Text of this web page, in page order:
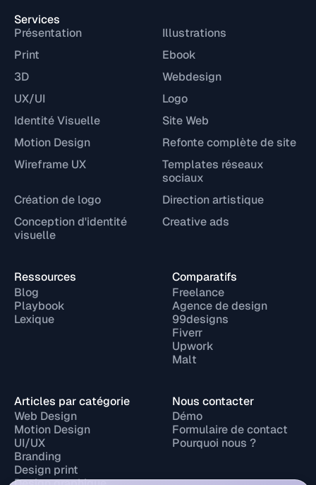
Services
Présentation
Illustrations
Print
Ebook
3D
Webdesign
UX/UI
Logo
Identité Visuelle
Site Web
Motion Design
Refonte complète de site
Wireframe UX
Templates réseaux
sociaux
Création de logo
Direction artistique
Conception d'identité
visuelle
Creative ads
Ressources
Blog
Playbook
Lexique
Comparatifs
Freelance
Agence de design
99designs
Fiverr
Upwork
Malt
Articles par catégorie
Web Design
Motion Design
UI/UX
Branding
Design print
Nous contacter
Démo
Formulaire de contact
Pourquoi nous ?